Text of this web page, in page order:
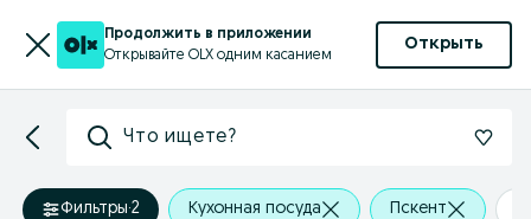
Продолжить в приложении
Открывайте OLX одним касанием
Открыть
Что ищете?
Фильтры·2 Кухонная посуда Пскент